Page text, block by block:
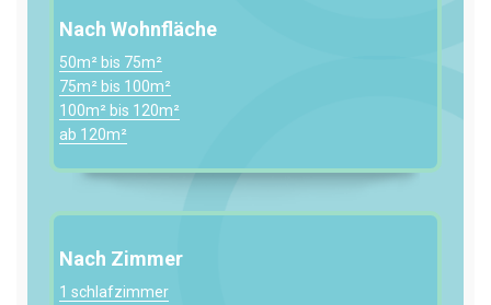
Nach Wohnfläche
50m² bis 75m²
75m² bis 100m²
100m² bis 120m²
ab 120m²
Nach Zimmer
1 schlafzimmer